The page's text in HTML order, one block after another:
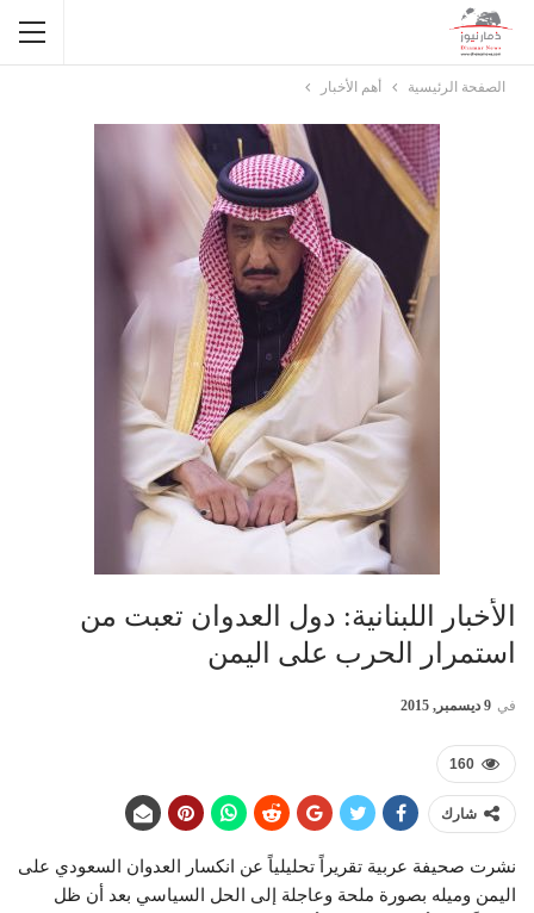
الصفحة الرئيسية أهم الأخبار
الأخبار اللبنانية: دول العدوان تعبت من
استمرار الحرب على اليمن
في 9 ديسمبر, 2015
160
شارك
نشرت صحيفة عربية تقريراً تحليلياً عن انكسار العدوان السعودي على
اليمن وميله بصورة ملحة وعاجلة إلى الحل السياسي بعد أن ظل